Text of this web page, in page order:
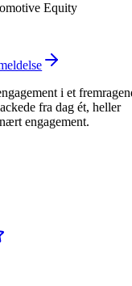
Equity
i et
fra dag ét, heller
engagement.